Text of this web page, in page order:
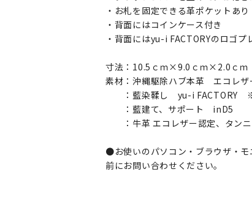
・お札を固定できる革ポケットあり
・背面にはコインケース付き
・背面にはyu-i FACTORYのロゴプ
寸法：10.5ｃｍ×9.0ｃｍ×2.0ｃｍ
素材：沖縄駆除ハブ本革 エコレ
：藍染鞣し yu-i FACTORY ※1
：藍建て、サポート inD5
：牛革 エコレザー認定、タン
●お使いのパソコン・ブラウザ・モ
前にお問い合わせください。